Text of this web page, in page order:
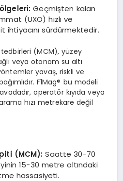
ölgeleri: Geçmişten kalan
(UXO) hızlı ve
ihtiyacını sürdürmektedir.
tedbirleri (MCM), yüzey
veya otonom su altı
yavaş, riskli ve
F1Mag® bu modeli
operatör kıyıda veya
hızı metrekare değil
(MCM):Saatte 30-70
15-30 metre altındaki
hassasiyeti.